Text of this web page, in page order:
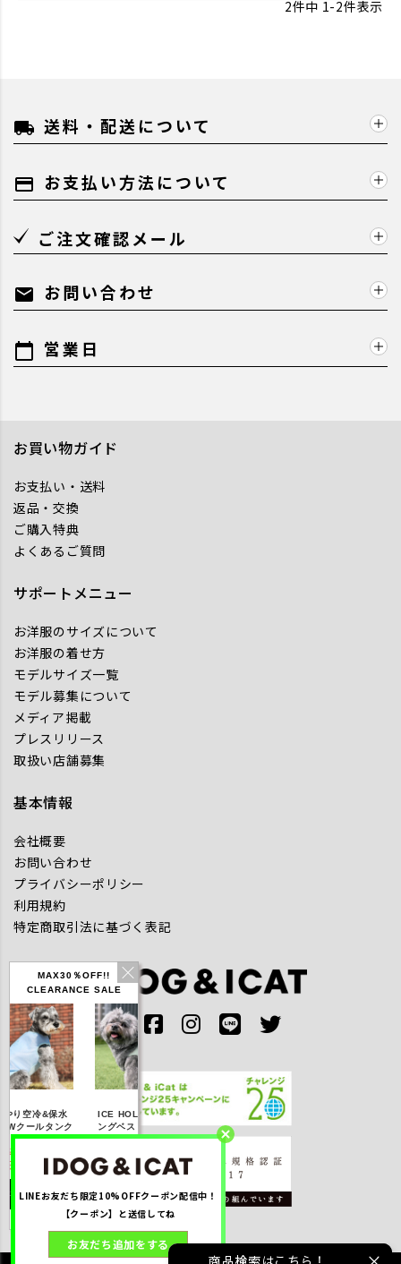
MAX30％OFF!!
CLEARANCE SALE
り空冷&保水
クールタンク
OFF】2,310
(税込み)
しく見る
ICE HOLD フィッシ
ングベスト 保冷剤付
円(税込み)
詳しく見る
IDOG ICE HOLD ネ
ッククーラー 保冷剤
円(税込み)
詳しく見る
2件中 1-2件表示
local_shipping 送料・配送について
payment お支払い方法について
ご注文確認メール
mail お問い合わせ
calendar_today 営業日
お買い物ガイド
お支払い・送料
返品・交換
ご購入特典
よくあるご質問
サポートメニュー
お洋服のサイズについて
お洋服の着せ方
モデルサイズ一覧
モデル募集について
メディア掲載
プレスリリース
取扱い店舗募集
基本情報
会社概要
お問い合わせ
プライバシーポリシー
利用規約
特定商取引法に基づく表記
LINEお友だち限定10%OFFクーポン配信中！
【クーポン】と送信してね
お友だち追加をする
商品検索はこちら！